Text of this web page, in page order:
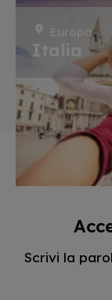
Europa
Italia
Scrivi la